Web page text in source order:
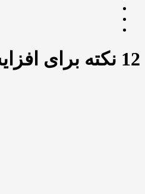
12 نکته برای افزایش سرعت ایندکس مطالب در گوگل